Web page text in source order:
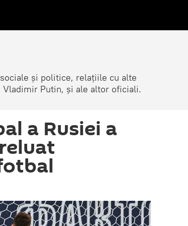
și politice, relațiile cu alte
Putin, și ale altor oficiali.
a Rusiei a